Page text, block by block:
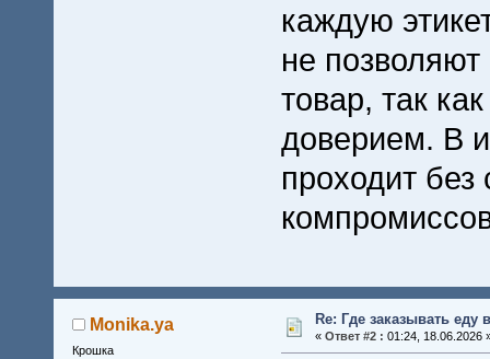
каждую
не
товар, так
доверием. В
проходит без
Monika.ya
Крошка
Re: Где заказывать
« Ответ #2 : 01:24, 18.06.2026